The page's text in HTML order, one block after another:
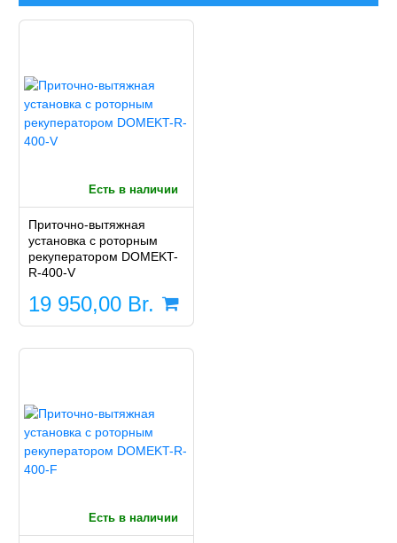
Есть в наличии
Приточно-вытяжная
установка с роторным
рекуператором DOMEKT-
R-400-V
19 950,00 Br.
Есть в наличии